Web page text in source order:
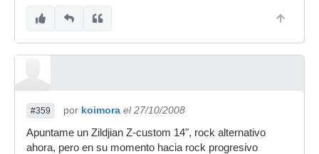
#359 por koimora el 27/10/2008
Apuntame un Zildjian Z-custom 14", rock alternativo
ahora, pero en su momento hacia rock progresivo